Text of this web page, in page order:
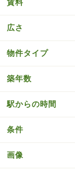
賃料
広さ
物件タイプ
築年数
駅からの時間
条件
画像